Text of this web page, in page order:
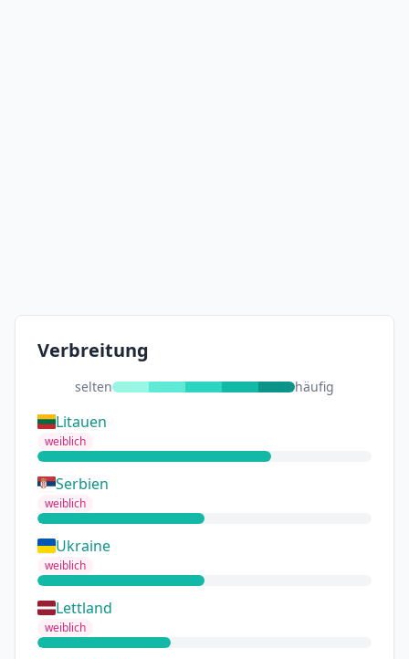
Verbreitung
selten häufig
Litauen
weiblich
Serbien
weiblich
Ukraine
weiblich
Lettland
weiblich